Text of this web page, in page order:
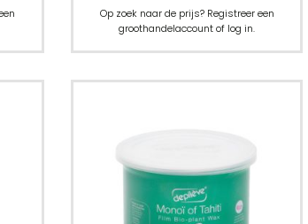
Op zoek naar de prijs? Registreer een
groothandelaccount of log in.